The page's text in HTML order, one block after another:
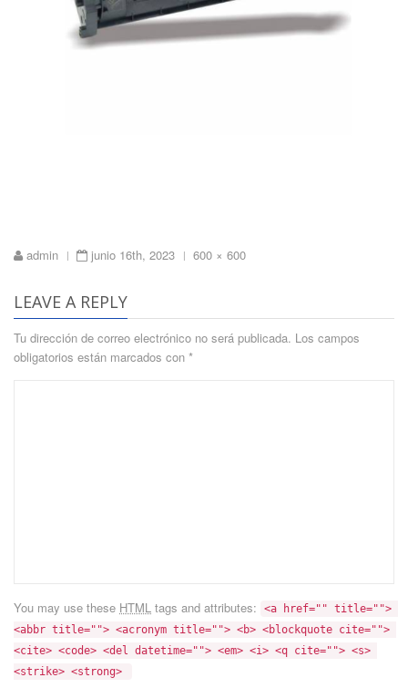
admin | junio 16th, 2023 |
Full
600 × 600
LEAVE A REPLY
Tu dirección de correo electrónico no será publicada. Los campos
obligatorios están marcados con *
You may use these HTML tags and attributes:
<a href="" title="">
<abbr title=""> <acronym title=""> <b> <blockquote cite="">
<cite> <code> <del datetime=""> <em> <i> <q cite=""> <s>
<strike> <strong>